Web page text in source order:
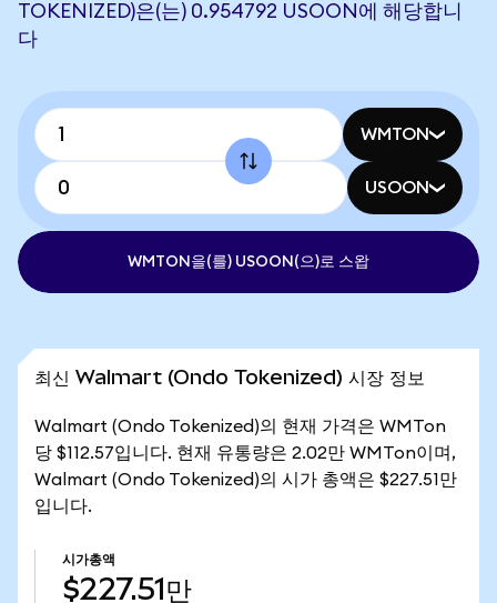
TOKENIZED)은(는) 0.954792 USOON에 해당합니
다
WMTON
USOON
WMTON을(를) USOON(으)로 스왑
최신 Walmart (Ondo Tokenized) 시장 정보
Walmart (Ondo Tokenized)의 현재 가격은 WMTon
당 $112.57입니다. 현재 유통량은 2.02만 WMTon이며,
Walmart (Ondo Tokenized)의 시가 총액은 $227.51만
입니다.
시가총액
$227.51만